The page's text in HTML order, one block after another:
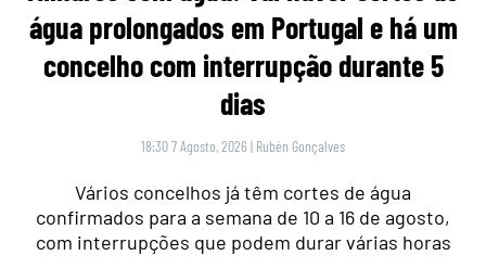
água prolongados em Portugal e há um
concelho com interrupção durante 5
dias
18:30 7 Agosto, 2026 | Rubén Gonçalves
Vários concelhos já têm cortes de água
confirmados para a semana de 10 a 16 de agosto,
com interrupções que podem durar várias horas